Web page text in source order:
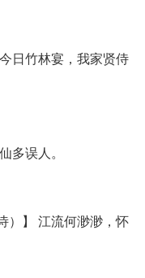
日竹林宴，我家贤侍
多误人。
）】 江流何渺渺，怀